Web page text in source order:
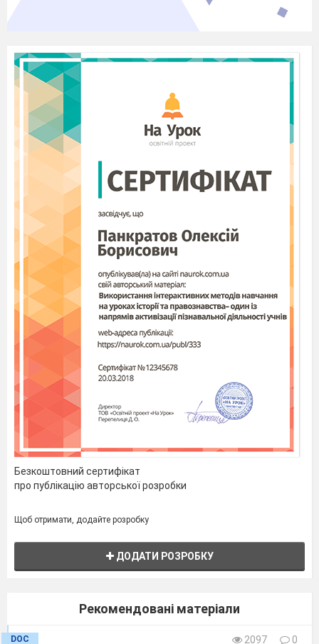
Безкоштовний сертифікат
про публікацію авторської розробки
Щоб отримати, додайте розробку
ДОДАТИ РОЗРОБКУ
Рекомендовані матеріали
DOC 2097
0